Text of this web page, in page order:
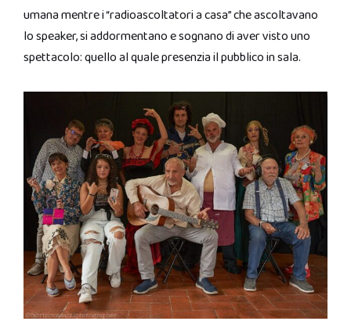
umana mentre i “radioascoltatori a casa” che ascoltavano
lo speaker, si addormentano e sognano di aver visto uno
spettacolo: quello al quale presenzia il pubblico in sala.